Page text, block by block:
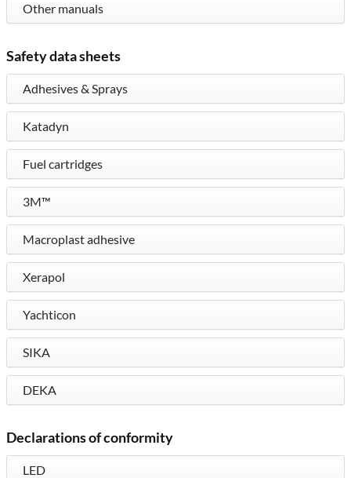
Other manuals
Safety data sheets
Adhesives & Sprays
Katadyn
Fuel cartridges
3M™
Macroplast adhesive
Xerapol
Yachticon
SIKA
DEKA
Declarations of conformity
LED